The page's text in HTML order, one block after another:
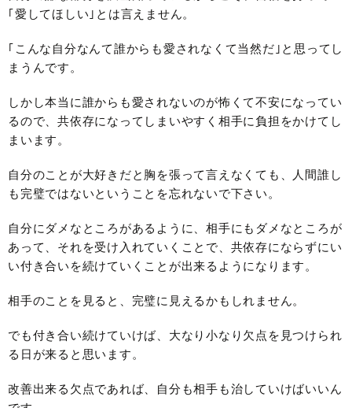
｢愛してほしい｣とは言えません。
｢こんな自分なんて誰からも愛されなくて当然だ｣と思ってし
まうんです。
しかし本当に誰からも愛されないのが怖くて不安になってい
るので、共依存になってしまいやすく相手に負担をかけてし
まいます。
自分のことが大好きだと胸を張って言えなくても、人間誰し
も完璧ではないということを忘れないで下さい。
自分にダメなところがあるように、相手にもダメなところが
あって、それを受け入れていくことで、共依存にならずにい
い付き合いを続けていくことが出来るようになります。
相手のことを見ると、完璧に見えるかもしれません。
でも付き合い続けていけば、大なり小なり欠点を見つけられ
る日が来ると思います。
改善出来る欠点であれば、自分も相手も治していけばいいん